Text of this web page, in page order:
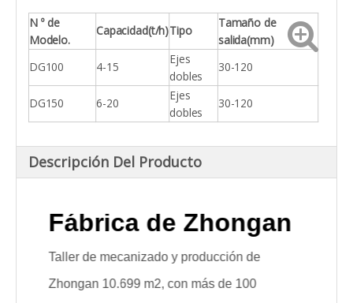
N º de
Modelo.
Capacidad(t/h)Tipo
Tamaño de
salida(mm)
DG100
4-15
Ejes
dobles
30-120
DG150 6-20
Ejes
dobles
30-120
Descripción Del Producto
Fábrica de Zhongan
Taller de mecanizado y producción de
Zhongan 10.699 m2, con más de 100